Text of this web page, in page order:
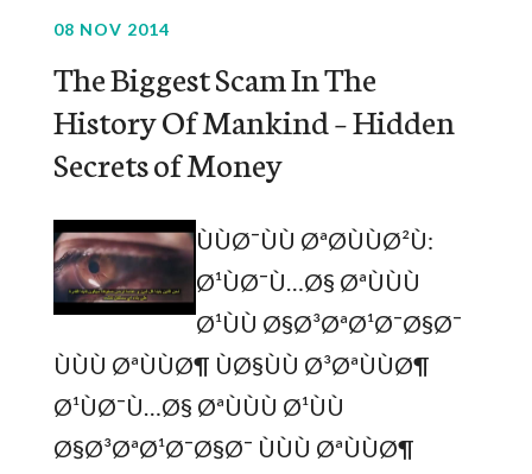
08 NOV 2014
The Biggest Scam In The
History Of Mankind – Hidden
Secrets of Money
ÙÙØ¯ÙÙ ØªØ­ÙÙØ²Ù:
Ø¹ÙØ¯Ù…Ø§ ØªÙÙÙ
Ø¹ÙÙ Ø§Ø³ØªØ¹Ø¯Ø§Ø¯
ÙÙÙ ØªÙÙØ¶ ÙØ§ÙÙ Ø³ØªÙÙØ¶
Ø¹ÙØ¯Ù…Ø§ ØªÙÙÙ Ø¹ÙÙ
Ø§Ø³ØªØ¹Ø¯Ø§Ø¯ ÙÙÙ ØªÙÙØ¶